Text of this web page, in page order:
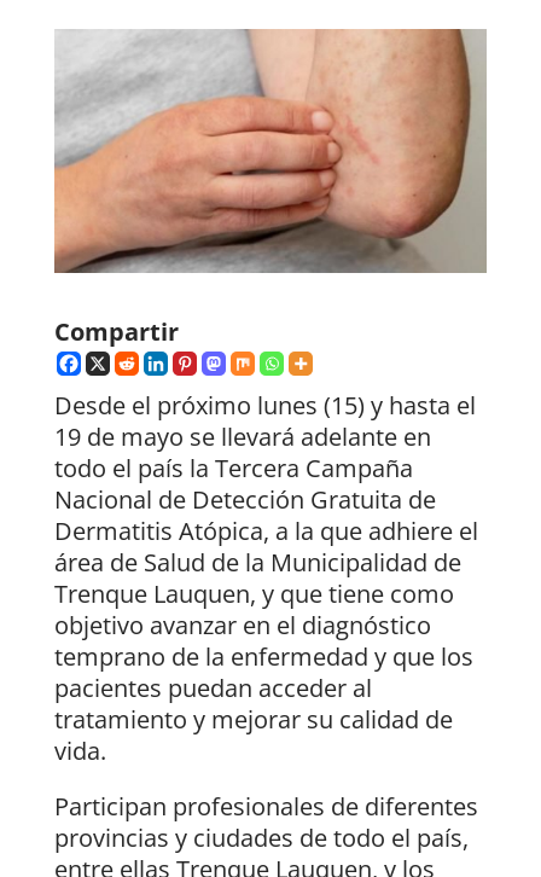
Compartir
Desde el próximo lunes (15) y hasta el
19 de mayo se llevará adelante en
todo el país la Tercera Campaña
Nacional de Detección Gratuita de
Dermatitis Atópica, a la que adhiere el
área de Salud de la Municipalidad de
Trenque Lauquen, y que tiene como
objetivo avanzar en el diagnóstico
temprano de la enfermedad y que los
pacientes puedan acceder al
tratamiento y mejorar su calidad de
vida.
Participan profesionales de diferentes
provincias y ciudades de todo el país,
entre ellas Trenque Lauquen, y los